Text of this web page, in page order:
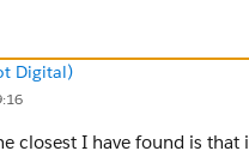
Digital)
closest I have found is